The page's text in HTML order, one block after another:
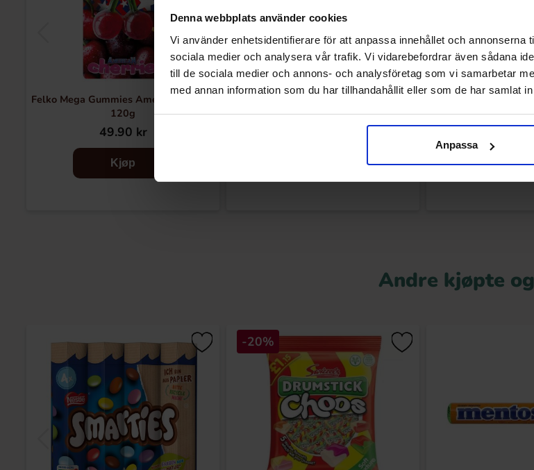
Denna webbplats använder cookies
Vi använder enhetsidentifierare för att anpassa innehållet och annonserna
sociala medier och analysera vår trafik. Vi vidarebefordrar även sådana
till de sociala medier och annons- och analysföretag som vi samarbetar
med annan information som du har tillhandahållit eller som de har samlat
Anpassa
Felko Mega Gummies American Cherry
120g
49.90 kr
Kjøp
Hamburger 120g
Andre kjøpte
-20%